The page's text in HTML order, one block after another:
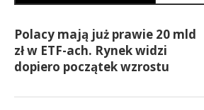
Polacy mają już prawie 20 mld
zł w ETF-ach. Rynek widzi
dopiero początek wzrostu